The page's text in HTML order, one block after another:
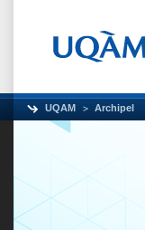
UQAM Archipel